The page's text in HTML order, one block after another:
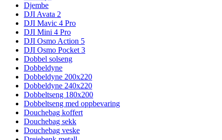
Djembe
DJI Avata 2
DJI Mavic 4 Pro
DJI Mini 4 Pro
DJI Osmo Action 5
DJI Osmo Pocket 3
Dobbel solseng
Dobbeldyne
Dobbeldyne 200x220
Dobbeldyne 240x220
Dobbeltseng 180x200
Dobbeltseng med oppbevaring
Douchebag koffert
Douchebag sekk
Douchebag veske